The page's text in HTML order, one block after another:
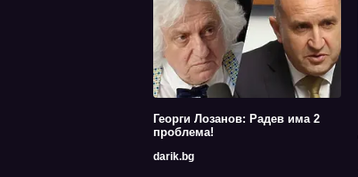
Георги Лозанов: Радев има 2
проблема!
darik.bg